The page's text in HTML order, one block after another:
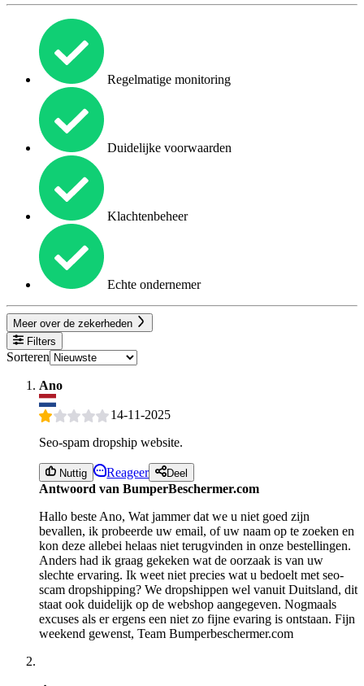
Regelmatige monitoring
Duidelijke voorwaarden
Klachtenbeheer
Echte ondernemer
Meer over de zekerheden
Filters
Sorteren
Ano
14-11-2025
Seo-spam dropship website.
Nuttig Reageer Deel
Antwoord van BumperBeschermer.com
Hallo beste Ano, Wat jammer dat we u niet goed zijn
bevallen, ik probeerde uw email, of uw naam op te zoeken en
kon deze allebei helaas niet terugvinden in onze bestellingen.
Anders had ik graag gekeken wat de oorzaak is van uw
slechte ervaring. Ik weet niet precies wat u bedoelt met seo-
scam dropshipping? We dropshippen wel vanuit Duitsland, dit
staat ook duidelijk op de webshop aangegeven. Nogmaals
excuses als er ergens een niet zo fijne evaring is ontstaan. Fijn
weekend gewenst, Team Bumperbeschermer.com